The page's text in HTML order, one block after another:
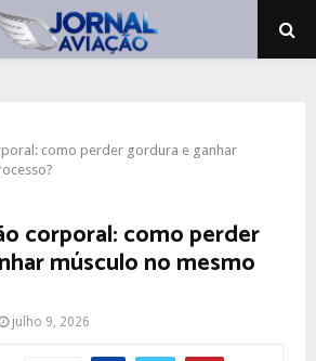
como perder gordura e ganhar
corporal: como perder
músculo no mesmo
julho 9, 2026